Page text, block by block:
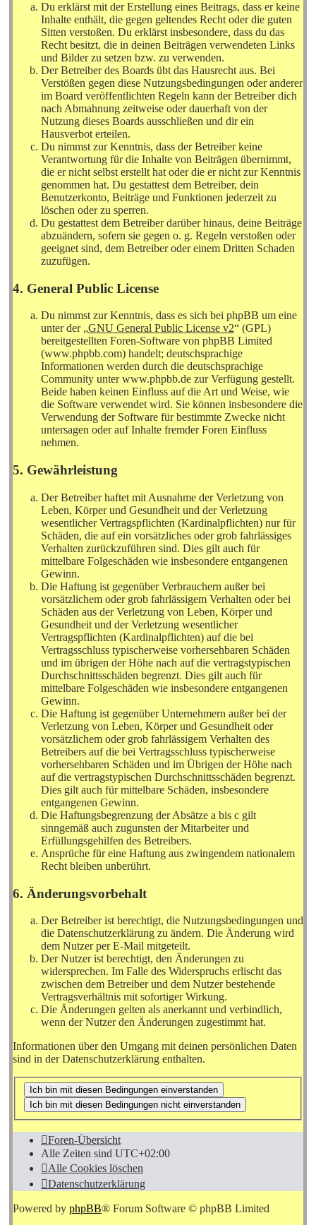
Du erklärst mit der Erstellung eines Beitrags, dass er keine
Inhalte enthält, die gegen geltendes Recht oder die guten
Sitten verstoßen. Du erklärst insbesondere, dass du das
Recht besitzt, die in deinen Beiträgen verwendeten Links
und Bilder zu setzen bzw. zu verwenden.
Der Betreiber des Boards übt das Hausrecht aus. Bei
Verstößen gegen diese Nutzungsbedingungen oder anderer
im Board veröffentlichten Regeln kann der Betreiber dich
nach Abmahnung zeitweise oder dauerhaft von der
Nutzung dieses Boards ausschließen und dir ein
Hausverbot erteilen.
Du nimmst zur Kenntnis, dass der Betreiber keine
Verantwortung für die Inhalte von Beiträgen übernimmt,
die er nicht selbst erstellt hat oder die er nicht zur Kenntnis
genommen hat. Du gestattest dem Betreiber, dein
Benutzerkonto, Beiträge und Funktionen jederzeit zu
löschen oder zu sperren.
Du gestattest dem Betreiber darüber hinaus, deine Beiträge
abzuändern, sofern sie gegen o. g. Regeln verstoßen oder
geeignet sind, dem Betreiber oder einem Dritten Schaden
zuzufügen.
4. General Public License
Du nimmst zur Kenntnis, dass es sich bei phpBB um eine
unter der „GNU General Public License v2“ (GPL)
bereitgestellten Foren-Software von phpBB Limited
(www.phpbb.com) handelt; deutschsprachige
Informationen werden durch die deutschsprachige
Community unter www.phpbb.de zur Verfügung gestellt.
Beide haben keinen Einfluss auf die Art und Weise, wie
die Software verwendet wird. Sie können insbesondere die
Verwendung der Software für bestimmte Zwecke nicht
untersagen oder auf Inhalte fremder Foren Einfluss
nehmen.
5. Gewährleistung
Der Betreiber haftet mit Ausnahme der Verletzung von
Leben, Körper und Gesundheit und der Verletzung
wesentlicher Vertragspflichten (Kardinalpflichten) nur für
Schäden, die auf ein vorsätzliches oder grob fahrlässiges
Verhalten zurückzuführen sind. Dies gilt auch für
mittelbare Folgeschäden wie insbesondere entgangenen
Gewinn.
Die Haftung ist gegenüber Verbrauchern außer bei
vorsätzlichem oder grob fahrlässigem Verhalten oder bei
Schäden aus der Verletzung von Leben, Körper und
Gesundheit und der Verletzung wesentlicher
Vertragspflichten (Kardinalpflichten) auf die bei
Vertragsschluss typischerweise vorhersehbaren Schäden
und im übrigen der Höhe nach auf die vertragstypischen
Durchschnittsschäden begrenzt. Dies gilt auch für
mittelbare Folgeschäden wie insbesondere entgangenen
Gewinn.
Die Haftung ist gegenüber Unternehmern außer bei der
Verletzung von Leben, Körper und Gesundheit oder
vorsätzlichem oder grob fahrlässigem Verhalten des
Betreibers auf die bei Vertragsschluss typischerweise
vorhersehbaren Schäden und im Übrigen der Höhe nach
auf die vertragstypischen Durchschnittsschäden begrenzt.
Dies gilt auch für mittelbare Schäden, insbesondere
entgangenen Gewinn.
Die Haftungsbegrenzung der Absätze a bis c gilt
sinngemäß auch zugunsten der Mitarbeiter und
Erfüllungsgehilfen des Betreibers.
Ansprüche für eine Haftung aus zwingendem nationalem
Recht bleiben unberührt.
6. Änderungsvorbehalt
Der Betreiber ist berechtigt, die Nutzungsbedingungen und
die Datenschutzerklärung zu ändern. Die Änderung wird
dem Nutzer per E-Mail mitgeteilt.
Der Nutzer ist berechtigt, den Änderungen zu
widersprechen. Im Falle des Widerspruchs erlischt das
zwischen dem Betreiber und dem Nutzer bestehende
Vertragsverhältnis mit sofortiger Wirkung.
Die Änderungen gelten als anerkannt und verbindlich,
wenn der Nutzer den Änderungen zugestimmt hat.
Informationen über den Umgang mit deinen persönlichen Daten
sind in der Datenschutzerklärung enthalten.
Foren-Übersicht
Alle Zeiten sind UTC+02:00
Alle Cookies löschen
Datenschutzerklärung
Powered by phpBB® Forum Software © phpBB Limited